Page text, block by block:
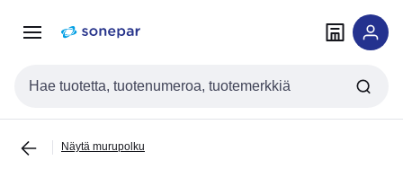
navigointiinsisältöön
Haku
Näytä murupolku